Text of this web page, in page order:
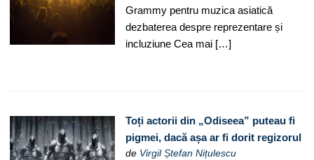
Grammy pentru muzica asiatică
dezbaterea despre reprezentare și
incluziune Cea mai […]
Toți actorii din „Odiseea” puteau fi
pigmei, dacă așa ar fi dorit regizorul
de Virgil Ștefan Nițulescu